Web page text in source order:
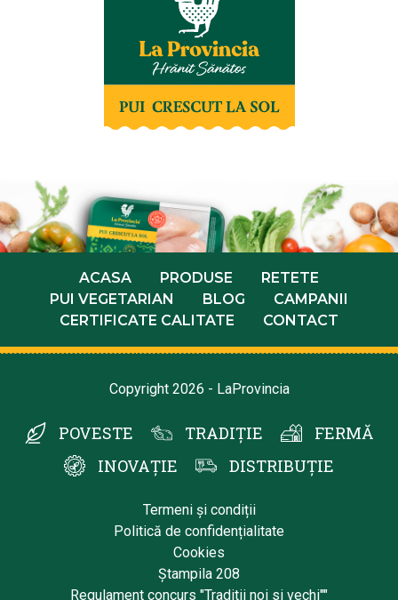
ACASA PRODUSE
RETETE
PUI VEGETARIAN
BLOG
CAMPANII
CERTIFICATE CALITATE
CONTACT
Copyright 2026 - LaProvincia
POVESTE TRADIȚIE
FERMĂ
INOVAȚIE
DISTRIBUȚIE
Termeni și condiții
Politică de confidențialitate
Cookies
Ștampila 208
Regulament concurs "Traditii noi si vechi""